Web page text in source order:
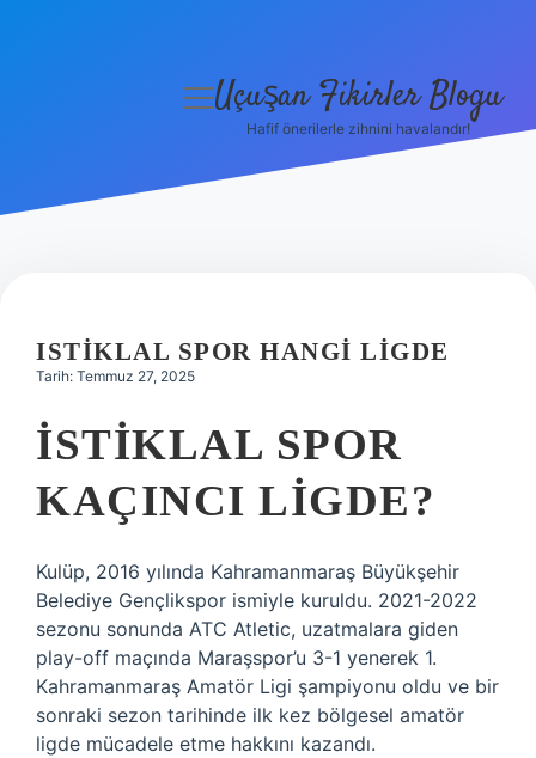
Hakkımızda
menüyü
Uçuşan Fikirler Blogu
Hafif önerilerle zihnini havalandır!
ISTIKLAL SPOR HANGI LIGDE
Tarih: Temmuz 27, 2025
İSTIKLAL SPOR
KAÇINCI LIGDE?
Kulüp, 2016 yılında Kahramanmaraş Büyükşehir
Belediye Gençlikspor ismiyle kuruldu. 2021-2022
sezonu sonunda ATC Atletic, uzatmalara giden
play-off maçında Maraşspor’u 3-1 yenerek 1.
Kahramanmaraş Amatör Ligi şampiyonu oldu ve bir
sonraki sezon tarihinde ilk kez bölgesel amatör
ligde mücadele etme hakkını kazandı.